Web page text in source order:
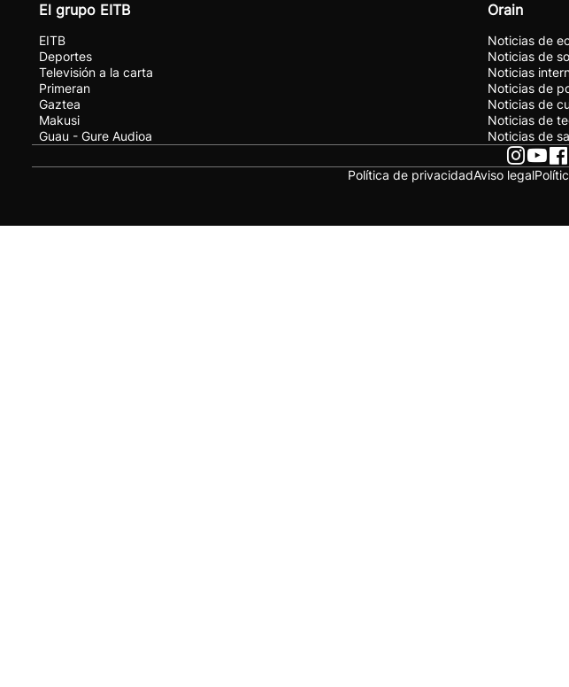
El grupo EITB
EITB
Deportes
Televisión a la carta
Primeran
Gaztea
Makusi
Guau - Gure Audioa
Orain
Noticias de
Noticias de
Noticias
Noticias de
Noticias de
Noticias de
Noticias de
Política de privacidadAviso legal